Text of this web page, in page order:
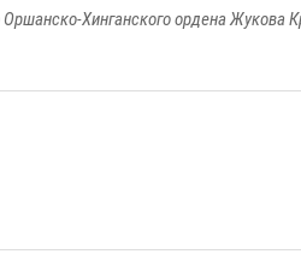
Хинганского ордена Жукова